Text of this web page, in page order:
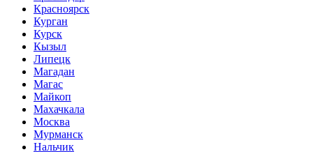
Красноярск
Курган
Курск
Кызыл
Липецк
Магадан
Магас
Майкоп
Махачкала
Москва
Мурманск
Нальчик